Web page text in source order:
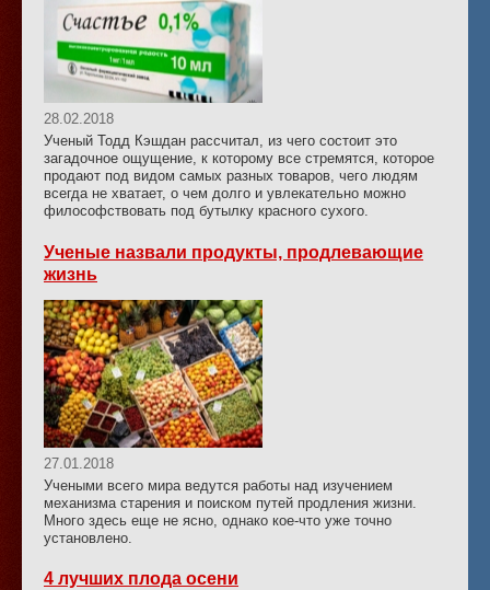
28.02.2018
Ученый Тодд Кэшдан рассчитал, из чего состоит это
загадочное ощущение, к которому все стремятся, которое
продают под видом самых разных товаров, чего людям
всегда не хватает, о чем долго и увлекательно можно
философствовать под бутылку красного сухого.
Ученые назвали продукты, продлевающие
жизнь
27.01.2018
Учеными всего мира ведутся работы над изучением
механизма старения и поиском путей продления жизни.
Много здесь еще не ясно, однако кое-что уже точно
установлено.
4 лучших плода осени